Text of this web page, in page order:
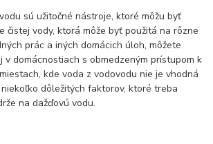
sú užitočné nástroje, ktoré môžu byť
čistej vody, ktorá môže byť použitá na rôzne
prác a iných domácich úloh, môžete
v domácnostiach s obmedzeným prístupom k
kde voda z vodovodu nie je vhodná
dôležitých faktorov, ktoré treba
na dažďovú vodu.